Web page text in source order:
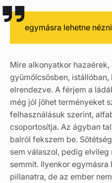
egymásra lehetne nézni
Mire alkonyatkor hazaérek,
gyümölcsösben, istállóban,
elrendezve. A férjem a
még jól jöhet terményeket
felhasználásuk szerint,
csoportosítja. Az ágyban
balról fekszem be.
sem válaszol, pedig elvileg
semmit. Ilyenkor egymásra
pillanatra, de az ember